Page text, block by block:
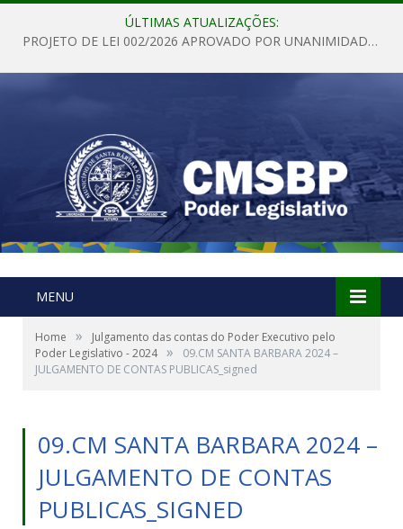
ÚLTIMAS ATUALIZAÇÕES:
PROJETO DE LEI 002/2026 APROVADO POR UNANIMIDADE EM SESSÃO ORDINÁRIA NESTA QUINTA – FEIRA 28 DE MAIO DE 2026
MENU
Home »
Julgamento das contas do Poder Executivo pelo
Poder Legislativo - 2024 »
09.CM SANTA BARBARA 2024 –
JULGAMENTO DE CONTAS PUBLICAS_signed
09.CM SANTA BARBARA 2024 –
JULGAMENTO DE CONTAS
PUBLICAS_SIGNED